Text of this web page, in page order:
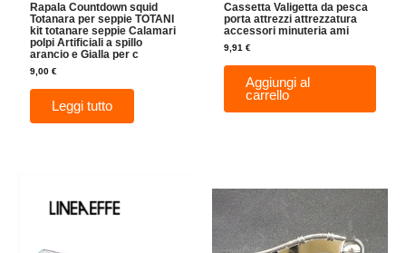
Rapala Countdown squid
Totanara per seppie TOTANI
kit totanare seppie Calamari
polpi Artificiali a spillo
arancio e Gialla per c
9,00€
Leggi tutto
Cassetta Valigetta da pesca
porta attrezzi attrezzatura
accessori minuteria ami
9,91€
Aggiungi al
carrello
da
9,00 €
ha